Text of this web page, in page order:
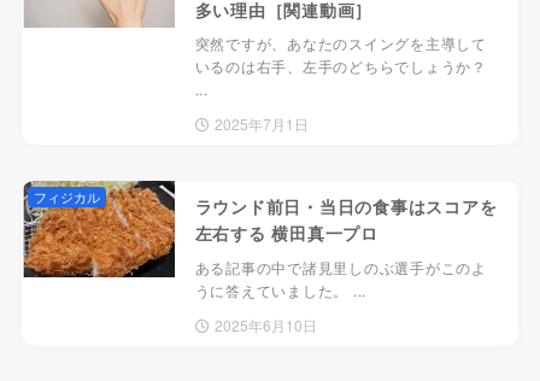
多い理由［関連動画］
突然ですが、あなたのスイングを主導して
いるのは右手、左手のどちらでしょうか？
...
2025年7月1日
ラウンド前日・当日の食事はスコアを
左右する 横田真一プロ
ある記事の中で諸見里しのぶ選手がこのよ
うに答えていました。 ...
2025年6月10日
フィジカル